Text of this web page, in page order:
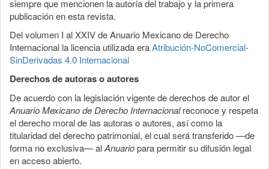
siempre que mencionen la autoría del trabajo y la primera
publicación en esta revista.
Del volumen I al XXIV de Anuario Mexicano de Derecho
Internacional la licencia utilizada eraAtribución-NoComercial-
SinDerivadas 4.0 Internacional
Derechos de autoras o autores
De acuerdo con la legislación vigente de derechos de autor el
Anuario Mexicano de Derecho Internacionalreconoce y respeta
el derecho moral de las autoras o autores, así como la
titularidad del derecho patrimonial, el cual será transferido —de
forma no exclusiva— alAnuariopara permitir su difusión legal
en acceso abierto.